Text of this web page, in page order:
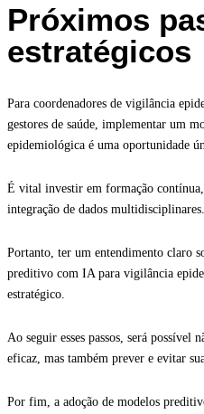
Próximos
estratégicos
Para coordenadores de vigilância
gestores de saúde, implementar um
epidemiológica é uma oportunidade
É vital investir em formação
integração de dados multidisciplinares.
Portanto, ter um entendimento claro
preditivo com IA para vigilância
estratégico.
Ao seguir esses passos, será possível
eficaz, mas também prever e evitar
Por fim, a adoção de modelos